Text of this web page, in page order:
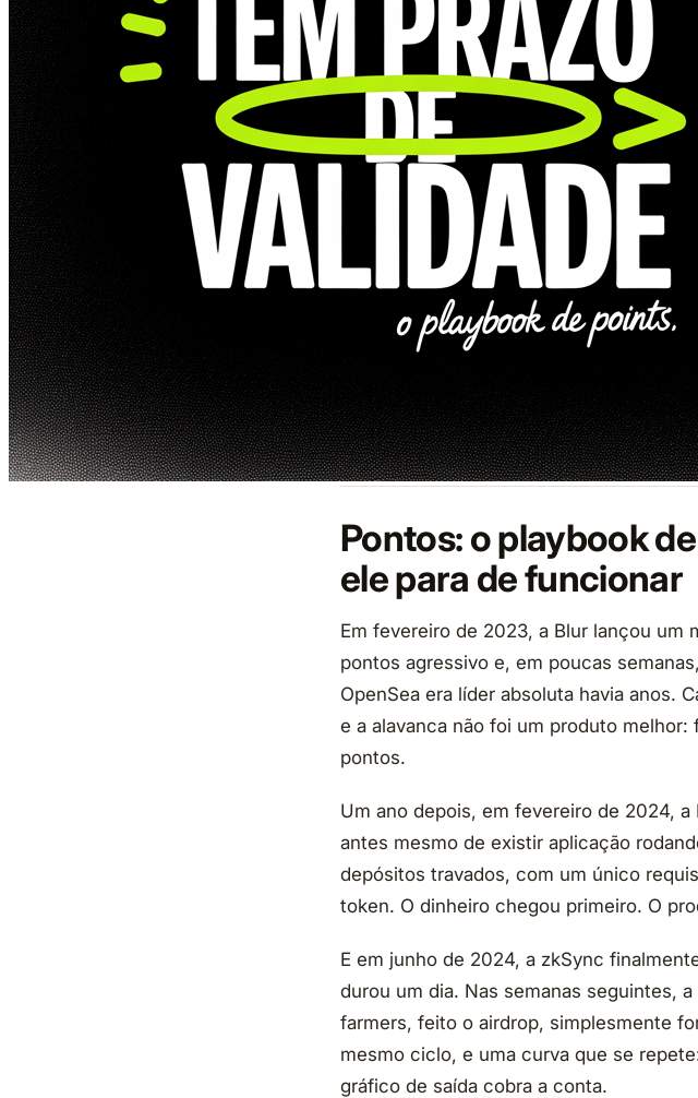
Pontos: o playbook
ele para de funcionar
Em fevereiro de 2023, a Blur lançou um
pontos agressivo e, em poucas
OpenSea era líder absoluta havia anos.
e a alavanca não foi um produto
pontos.
Um ano depois, em fevereiro de 2024,
antes mesmo de existir aplicação
depósitos travados, com um único
token. O dinheiro chegou primeiro. O
E em junho de 2024, a zkSync
durou um dia. Nas semanas seguintes,
farmers, feito o airdrop, simplesmente
mesmo ciclo, e uma curva que se
gráfico de saída cobra a conta.